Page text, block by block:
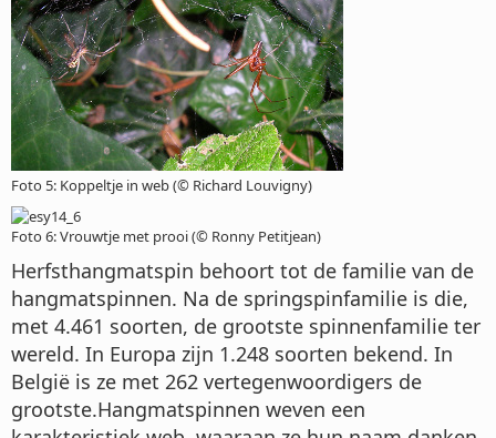
Foto 5: Koppeltje in web (© Richard Louvigny)
Foto 6: Vrouwtje met prooi (© Ronny Petitjean)
Herfsthangmatspin behoort tot de familie van de
hangmatspinnen. Na de springspinfamilie is die,
met 4.461 soorten, de grootste spinnenfamilie ter
wereld. In Europa zijn 1.248 soorten bekend. In
België is ze met 262 vertegenwoordigers de
grootste.Hangmatspinnen weven een